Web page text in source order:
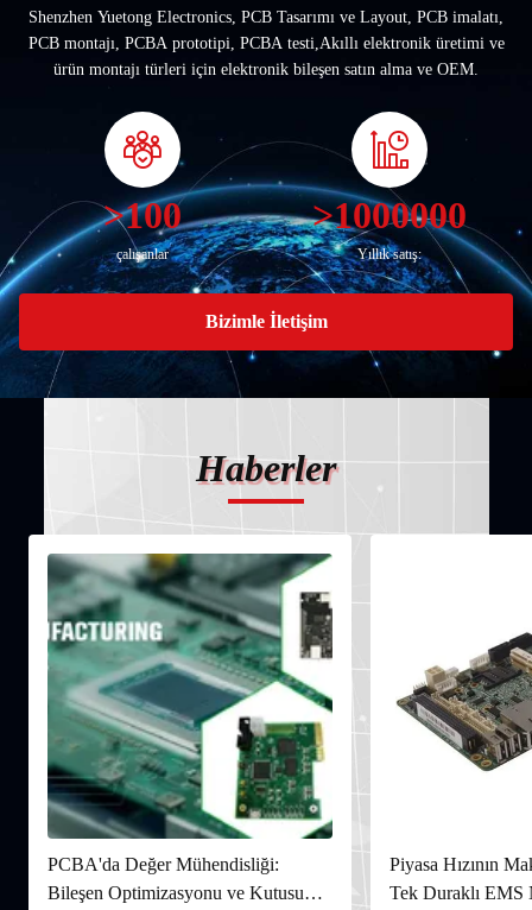
Shenzhen Yuetong Electronics, PCB Tasarımı ve Layout, PCB imalatı,
PCB montajı, PCBA prototipi, PCBA testi,Akıllı elektronik üretimi ve
ürün montajı türleri için elektronik bileşen satın alma ve OEM.
>100
çalışanlar
>1000000
Yıllık satış:
Bizimle İletişim
Haberler
PCBA'da Değer Mühendisliği:
Bileşen Optimizasyonu ve Kutusu
Piyasa Hızının
Tek Duraklı EMS